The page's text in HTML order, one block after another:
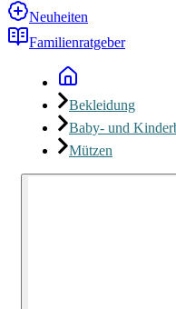
Neuheiten
Familienratgeber
Bekleidung
Baby- und
Mützen